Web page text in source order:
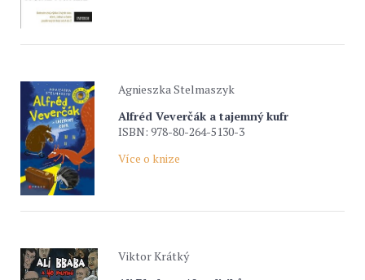
Agnieszka Stelmaszyk
Alfréd Veverčák a tajemný kufr
ISBN: 978-80-264-5130-3
Více o knize
Viktor Krátký